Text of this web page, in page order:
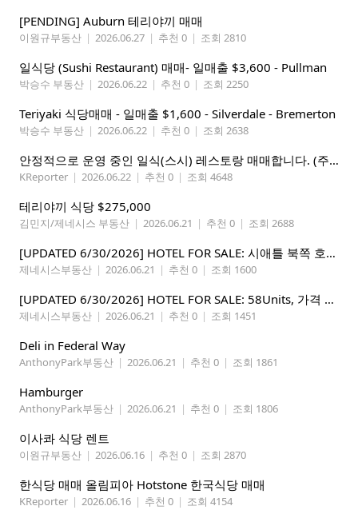
[PENDING] Auburn 테리야끼 매매
이원규부동산 | 2026.06.27 | 추천 0 | 조회 2810
일식당 (Sushi Restaurant) 매매- 일매출 $3,600 - Pullman
박승수 부동산 | 2026.06.22 | 추천 0 | 조회 2250
Teriyaki 식당매매 - 일매출 $1,600 - Silverdale - Bremerton
박승수 부동산 | 2026.06.22 | 추천 0 | 조회 2638
안정적으로 운영 중인 일식(스시) 레스토랑 매매합니다. (주인없는 가게)
KReporter | 2026.06.22 | 추천 0 | 조회 4648
테리야끼 식당 $275,000
김민지/제네시스 부동산 | 2026.06.21 | 추천 0 | 조회 2688
[UPDATED 6/30/2026] HOTEL FOR SALE: 시애틀 북쪽 호텔 – 연매상 200만불, 순수입 80만불, 핵심 입지
제네시스부동산 | 2026.06.21 | 추천 0 | 조회 1600
[UPDATED 6/30/2026] HOTEL FOR SALE: 58Units, 가격 295만불, 연매상 135만불
제네시스부동산 | 2026.06.21 | 추천 0 | 조회 1451
Deli in Federal Way
AnthonyPark부동산 | 2026.06.21 | 추천 0 | 조회 1861
Hamburger
AnthonyPark부동산 | 2026.06.21 | 추천 0 | 조회 1806
이사콰 식당 렌트
이원규부동산 | 2026.06.16 | 추천 0 | 조회 2870
한식당 매매 올림피아 Hotstone 한국식당 매매
KReporter | 2026.06.16 | 추천 0 | 조회 4154